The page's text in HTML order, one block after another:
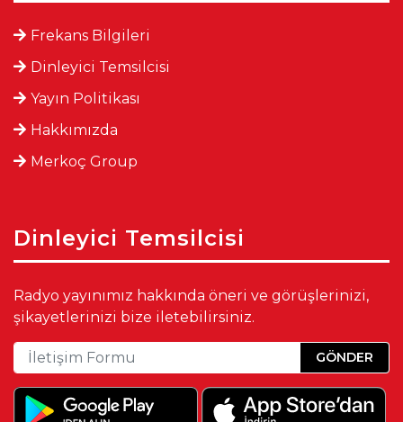
Frekans Bilgileri
Dinleyici Temsilcisi
Yayın Politikası
Hakkımızda
Merkoç Group
Dinleyici Temsilcisi
Radyo yayınımız hakkında öneri ve görüşlerinizi,
şikayetlerinizi bize iletebilirsiniz.
GÖNDER